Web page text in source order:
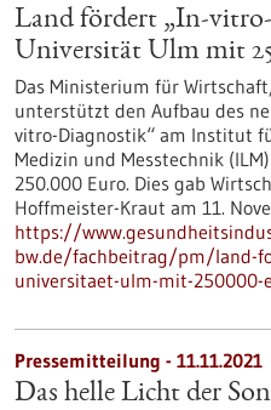
Land fördert „In-
Universität Ulm mit
Das Ministerium für
unterstützt den Aufbau des
vitro-Diagnostik“ am Institut
Medizin und Messtechnik
250.000 Euro. Dies gab
Hoffmeister-Kraut am 11.
https://
bw.de/fachbeitrag/pm/land-
universitaet-ulm-mit-250000-
Pressemitteilung - 11.11.2021
Das helle Licht der